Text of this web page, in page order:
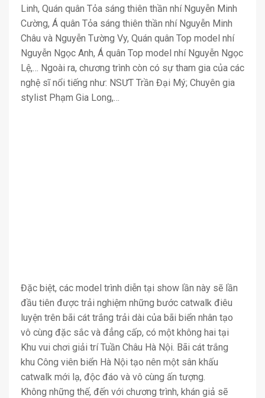
Linh, Quán quân Tỏa sáng thiên thần nhí Nguyễn Minh
Cường, Á quân Tỏa sáng thiên thần nhí Nguyễn Minh
Châu và Nguyễn Tường Vy, Quán quân Top model nhí
Nguyễn Ngọc Anh, Á quân Top model nhí Nguyễn Ngọc
Lệ,… Ngoài ra, chương trình còn có sự tham gia của các
nghệ sĩ nổi tiếng như: NSƯT Trần Đại Mý; Chuyên gia
stylist Phạm Gia Long,…
Đặc biệt, các model trình diễn tại show lần này sẽ lần
đầu tiên được trải nghiệm những bước catwalk điêu
luyện trên bãi cát trắng trải dài của bãi biển nhân tạo
vô cùng đặc sắc và đẳng cấp, có một không hai tại
Khu vui chơi giải trí Tuần Châu Hà Nội. Bãi cát trắng
khu Công viên biển Hà Nội tạo nên một sân khấu
catwalk mới lạ, độc đáo và vô cùng ấn tượng.
Không những thế, đến với chương trình, khán giả sẽ